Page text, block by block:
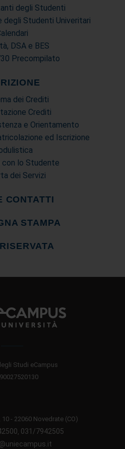
degli Studenti
degli Studenti Univeritari
DSA e BES
Precompilato
dei Crediti
Crediti
e Orientamento
ed Iscrizione
lo Studente
dei Servizi
CONTATTI
STAMPA
Studi eCampus
90027520130
- 22060 Novedrate (CO)
, 031/7942505